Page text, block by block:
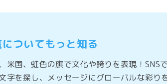
ついてもっと知る
米国、虹色の旗で文化や誇りを表現！
字を探し、メッセージにグローバルな彩り